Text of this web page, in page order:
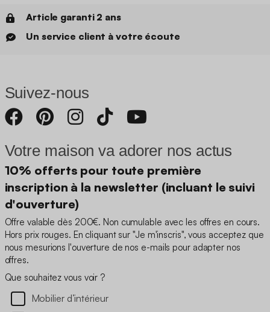
Article garanti 2 ans
Un service client à votre écoute
Suivez-nous
Votre maison va adorer nos actus
10% offerts pour toute première
inscription à la newsletter (incluant le suivi
d'ouverture)
Offre valable dès 200€. Non cumulable avec les offres en cours.
Hors prix rouges. En cliquant sur "Je m'inscris", vous acceptez que
nous mesurions l'ouverture de nos e-mails pour adapter nos
offres.
Que souhaitez vous voir ?
Mobilier d’intérieur